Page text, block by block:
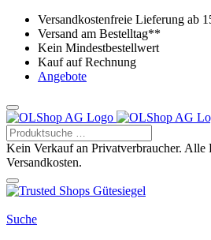
Versandkostenfreie Lieferung ab
Versand am Bestelltag**
Kein Mindestbestellwert
Kauf auf Rechnung
Angebote
Kein Verkauf an Privatverbraucher. Alle
Versandkosten.
Suche